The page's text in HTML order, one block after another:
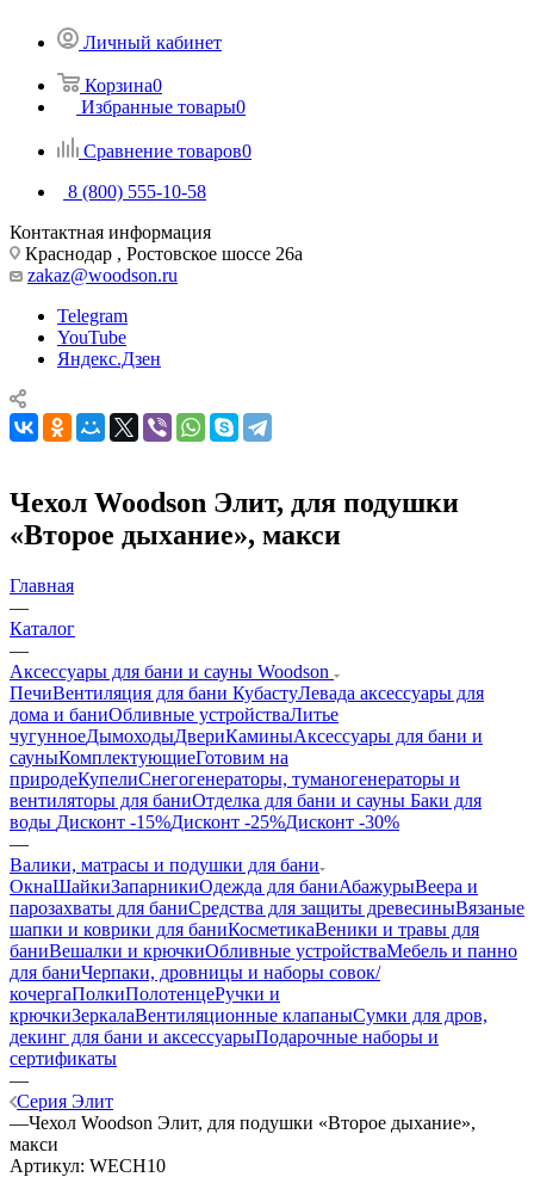
Личный кабинет
Корзина0
Избранные товары0
Сравнение товаров0
8 (800) 555-10-58
Контактная информация
Краснодар , Ростовское шоссе 26а
zakaz@woodson.ru
Telegram
YouTube
Яндекс.Дзен
Чехол Woodson Элит, для подушки
«Второе дыхание», макси
Главная
—
Каталог
—
Аксессуары для бани и сауны Woodson
ПечиВентиляция для бани КубастуЛевада аксессуары для
дома и баниОбливные устройстваЛитье
чугунноеДымоходыДвериКаминыАксессуары для бани и
сауныКомплектующиеГотовим на
природеКупелиСнегогенераторы, туманогенераторы и
вентиляторы для баниОтделка для бани и сауны Баки для
воды Дисконт -15%Дисконт -25%Дисконт -30%
—
Валики, матрасы и подушки для бани
ОкнаШайкиЗапарникиОдежда для баниАбажурыВеера и
парозахваты для баниСредства для защиты древесиныВязаные
шапки и коврики для баниКосметикаВеники и травы для
баниВешалки и крючкиОбливные устройстваМебель и панно
для баниЧерпаки, дровницы и наборы совок/
кочергаПолкиПолотенцеРучки и
крючкиЗеркалаВентиляционные клапаныСумки для дров,
декинг для бани и аксессуарыПодарочные наборы и
сертификаты
—
Серия Элит
—Чехол Woodson Элит, для подушки «Второе дыхание»,
макси
Артикул: WECH10